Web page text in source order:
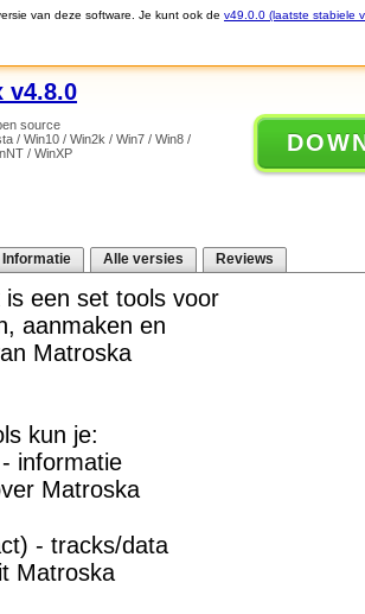
van deze software. Je kunt ook de v49.0.0 (laatste stabiele
v4.8.0
source
/ Win10 / Win2k / Win7 / Win8 /
/ WinXP
Informatie Alle versies Reviews
is een set tools voor
aanmaken en
Matroska
kun je:
informatie
Matroska
- tracks/data
Matroska